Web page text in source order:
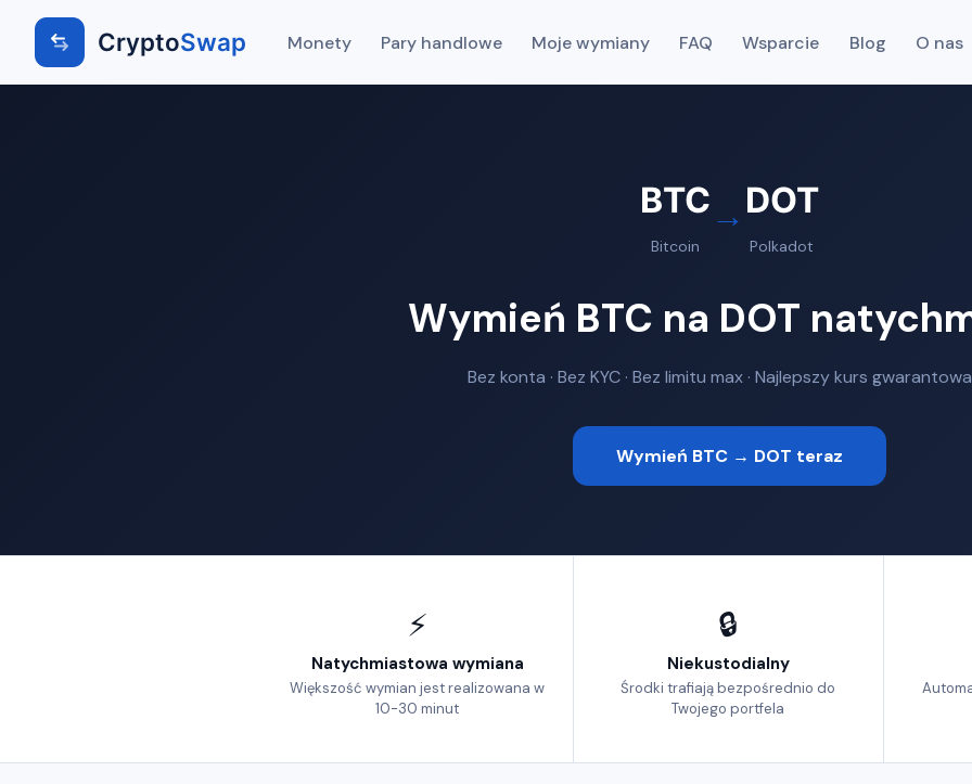
CryptoSwap Monety Pary handlowe Moje wymiany FAQ Wsparcie Blog O nas
BTC
Bitcoin
→ DOT
Polkadot
Wymień BTC na DOT
Bez konta · Bez KYC · Bez limitu max · Najlepszy kurs
Wymień BTC → DOT teraz
⚡
Natychmiastowa wymiana
Większość wymian jest realizowana w
10-30 minut
🔒
Niekustodialny
Środki trafiają bezpośrednio do
Twojego portfela